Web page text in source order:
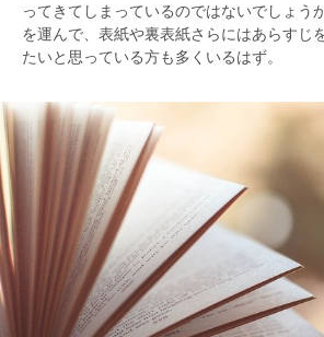
ってきてしまっているのではないでしょう
を運んで、表紙や裏表紙さらにはあらすじ
たいと思っている方も多くいるはず。